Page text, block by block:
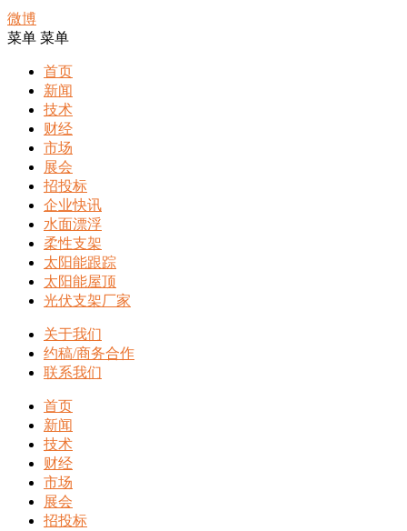
微博
菜单 菜单
首页
新闻
技术
财经
市场
展会
招投标
企业快讯
水面漂浮
柔性支架
太阳能跟踪
太阳能屋顶
光伏支架厂家
关于我们
约稿/商务合作
联系我们
首页
新闻
技术
财经
市场
展会
招投标